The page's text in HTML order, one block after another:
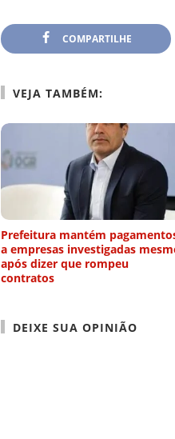
COMPARTILHE
VEJA TAMBÉM:
Prefeitura mantém
a empresas investigadas
após dizer que rompeu
contratos
DEIXE SUA OPINIÃO